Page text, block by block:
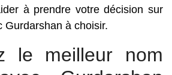
à prendre votre décision sur
Gurdarshan à choisir.
le meilleur nom